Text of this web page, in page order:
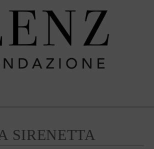
SIRENETTA